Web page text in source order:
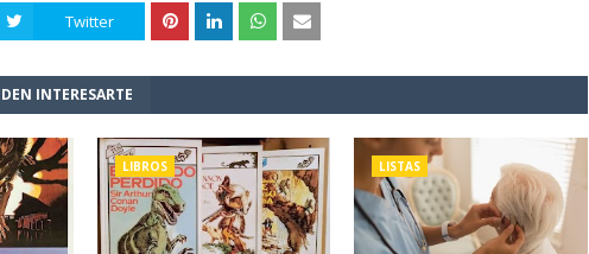
Twitter
INTERESARTE
LIBROS LISTAS